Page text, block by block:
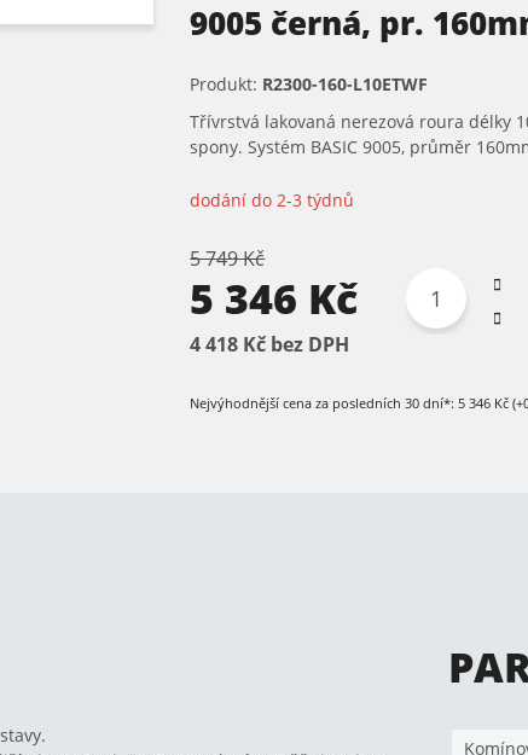
9005 černá, pr.
Produkt: R2300-160-L10ETWF
Třívrstvá lakovaná nerezová roura délky
spony. Systém BASIC 9005, průměr
dodání do 2-3 týdnů
5 749 Kč
5 346 Kč
4 418 Kč bez DPH
Nejvýhodnější cena za posledních 30 dní*: 5 346 Kč